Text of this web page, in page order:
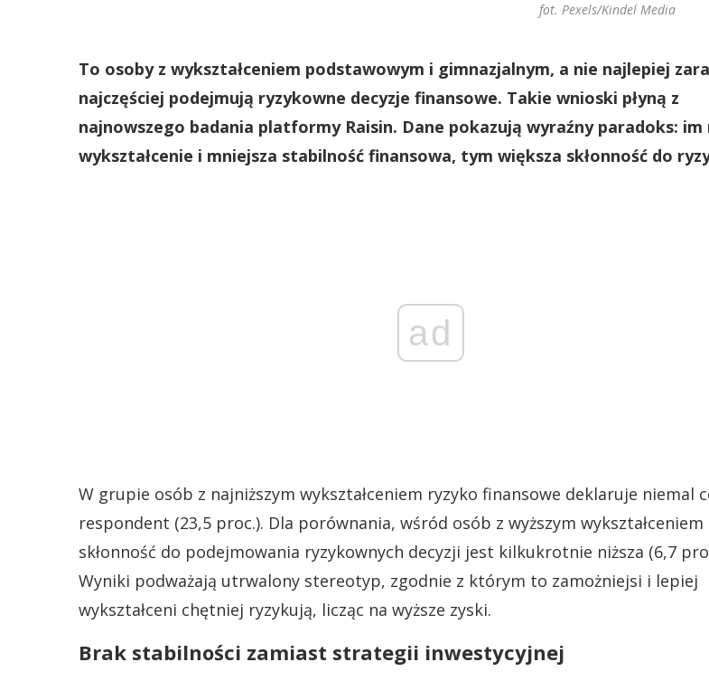
fot. Pexels/Kindel Media
To osoby z wykształceniem podstawowym i gimnazjalnym, a nie najlepiej
najczęściej podejmują ryzykowne decyzje finansowe. Takie wnioski płyną z
najnowszego badania platformy Raisin. Dane pokazują wyraźny paradoks: im
wykształcenie i mniejsza stabilność finansowa, tym większa skłonność do
ad
W grupie osób z najniższym wykształceniem ryzyko finansowe deklaruje niemal
respondent (23,5 proc.). Dla porównania, wśród osób z wyższym wykształceniem
skłonność do podejmowania ryzykownych decyzji jest kilkukrotnie niższa (6,7
Wyniki podważają utrwalony stereotyp, zgodnie z którym to zamożniejsi i lepiej
wykształceni chętniej ryzykują, licząc na wyższe zyski.
Brak stabilności zamiast strategii inwestycyjnej